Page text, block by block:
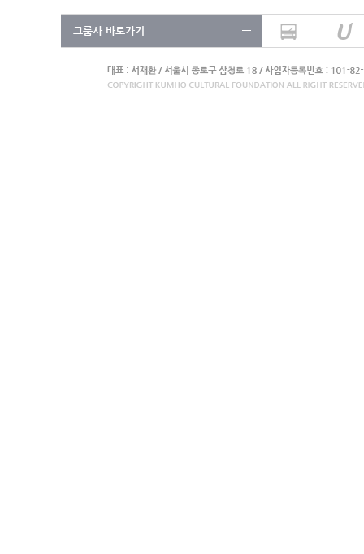
그룹사 바로가기